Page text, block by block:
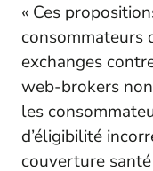
« Ces
consommateurs
exchanges
web-brokers
les
d’éligibilité
couverture